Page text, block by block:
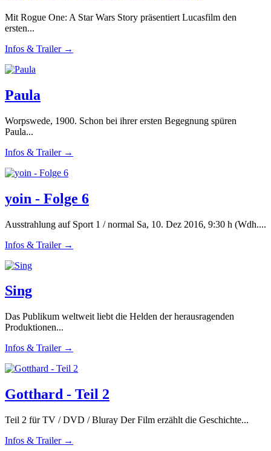
Mit Rogue One: A Star Wars Story präsentiert Lucasfilm den
ersten...
Infos & Trailer →
Paula
Worpswede, 1900. Schon bei ihrer ersten Begegnung spüren
Paula...
Infos & Trailer →
yoin - Folge 6
Ausstrahlung auf Sport 1 / normal Sa, 10. Dez 2016, 9:30 h (Wdh....
Infos & Trailer →
Sing
Das Publikum weltweit liebt die Helden der herausragenden
Produktionen...
Infos & Trailer →
Gotthard - Teil 2
Teil 2 für TV / DVD / Bluray Der Film erzählt die Geschichte...
Infos & Trailer →